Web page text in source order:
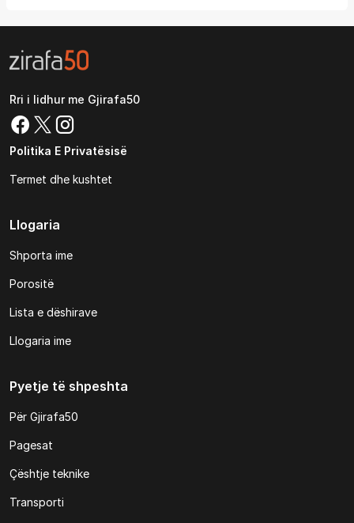
Rri i lidhur me Gjirafa50
Politika E Privatësisë
Termet dhe kushtet
Llogaria
Shporta ime
Porositë
Lista e dëshirave
Llogaria ime
Pyetje të shpeshta
Për Gjirafa50
Pagesat
Çështje teknike
Transporti